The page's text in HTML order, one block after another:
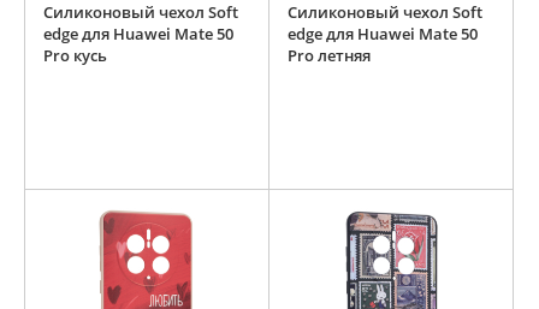
Силиконовый чехол Soft
edge для Huawei Mate 50
Pro кусь
Силиконовый чехол Soft
edge для Huawei Mate 50
Pro летняя